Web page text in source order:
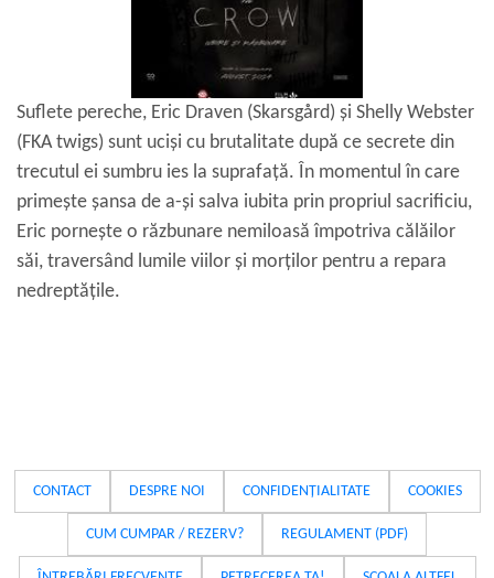
Suflete pereche, Eric Draven (Skarsgård) și Shelly Webster
(FKA twigs) sunt uciși cu brutalitate după ce secrete din
trecutul ei sumbru ies la suprafață. În momentul în care
primește șansa de a-și salva iubita prin propriul sacrificiu,
Eric pornește o răzbunare nemiloasă împotriva călăilor
săi, traversând lumile viilor și morților pentru a repara
nedreptățile.
CONTACT DESPRE NOI CONFIDENȚIALITATE COOKIES
CUM CUMPAR / REZERV? REGULAMENT (PDF)